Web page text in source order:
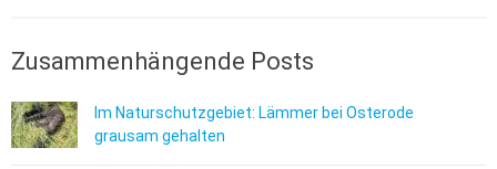
Zusammenhängende Posts
Im Naturschutzgebiet: Lämmer bei Osterode
grausam gehalten